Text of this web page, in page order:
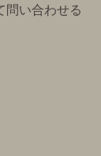
問い合わせる